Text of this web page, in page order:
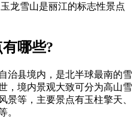
龙雪山是丽江的标志性景点
哪些?
治县境内，是北半球最南的雪
，境内景观大致可分为高山雪
景等，主要景点有玉柱擎天、
。